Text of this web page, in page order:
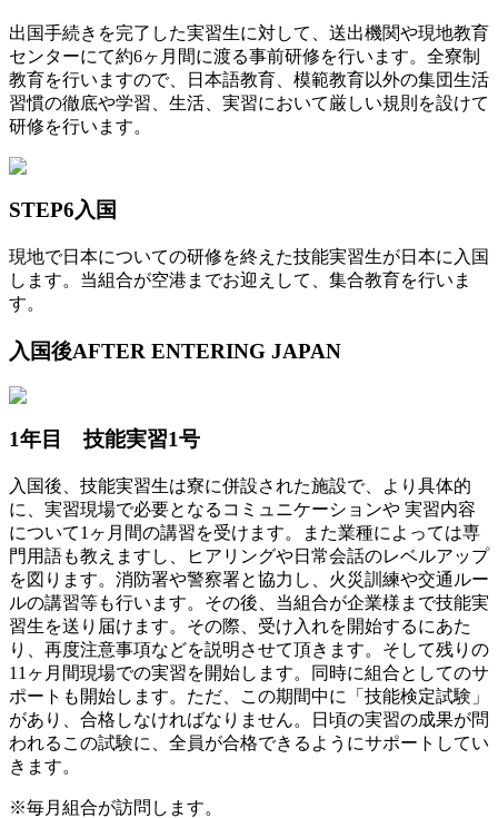
出国手続きを完了した実習生に対して、送出機関や現地教育
センターにて約6ヶ月間に渡る事前研修を行います。全寮制
教育を行いますので、日本語教育、模範教育以外の集団生活
習慣の徹底や学習、生活、実習において厳しい規則を設けて
研修を行います。
STEP6入国
現地で日本についての研修を終えた技能実習生が日本に入国
します。当組合が空港までお迎えして、集合教育を行いま
す。
入国後AFTER ENTERING JAPAN
1年目 技能実習1号
入国後、技能実習生は寮に併設された施設で、より具体的
に、実習現場で必要となるコミュニケーションや 実習内容
について1ヶ月間の講習を受けます。また業種によっては専
門用語も教えますし、ヒアリングや日常会話のレベルアップ
を図ります。消防署や警察署と協力し、火災訓練や交通ルー
ルの講習等も行います。その後、当組合が企業様まで技能実
習生を送り届けます。その際、受け入れを開始するにあた
り、再度注意事項などを説明させて頂きます。そして残りの
11ヶ月間現場での実習を開始します。同時に組合としてのサ
ポートも開始します。ただ、この期間中に「技能検定試験」
があり、合格しなければなりません。日頃の実習の成果が問
われるこの試験に、全員が合格できるようにサポートしてい
きます。
※毎月組合が訪問します。